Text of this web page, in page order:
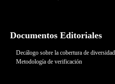
Documentos Editoriales
Decálogo sobre la cobertura de diversidad
Metodología de verificación